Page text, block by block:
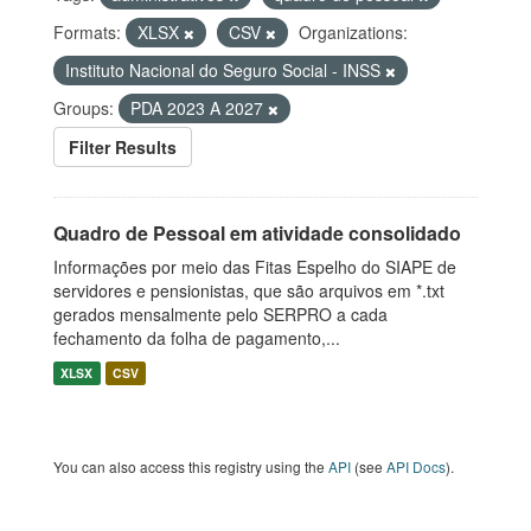
Formats:
XLSX CSV
Organizations:
Instituto Nacional do Seguro Social - INSS
Groups:
PDA 2023 A 2027
Filter Results
Quadro de Pessoal em atividade consolidado
Informações por meio das Fitas Espelho do SIAPE de
servidores e pensionistas, que são arquivos em *.txt
gerados mensalmente pelo SERPRO a cada
fechamento da folha de pagamento,...
XLSX CSV
You can also access this registry using the API (see API Docs).